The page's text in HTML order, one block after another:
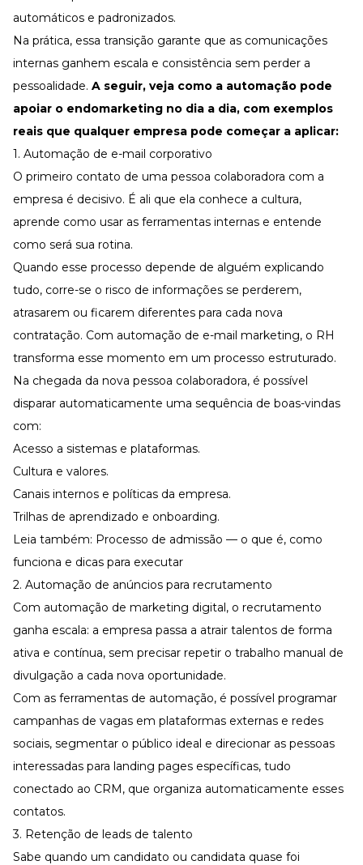
automáticos e padronizados.
Na prática, essa transição garante que as comunicações
internas ganhem escala e consistência sem perder a
pessoalidade. A seguir, veja como a automação pode
apoiar o endomarketing no dia a dia, com exemplos
reais que qualquer empresa pode começar a aplicar:
1. Automação de e-mail corporativo
O primeiro contato de uma pessoa colaboradora com a
empresa é decisivo. É ali que ela conhece a cultura,
aprende como usar as ferramentas internas e entende
como será sua rotina.
Quando esse processo depende de alguém explicando
tudo, corre-se o risco de informações se perderem,
atrasarem ou ficarem diferentes para cada nova
contratação. Com automação de e-mail marketing, o RH
transforma esse momento em um processo estruturado.
Na chegada da nova pessoa colaboradora, é possível
disparar automaticamente uma sequência de boas-vindas
com:
Acesso a sistemas e plataformas.
Cultura e valores.
Canais internos e políticas da empresa.
Trilhas de aprendizado e onboarding.
Leia também: Processo de admissão — o que é, como
funciona e dicas para executar
2. Automação de anúncios para recrutamento
Com automação de marketing digital, o recrutamento
ganha escala: a empresa passa a atrair talentos de forma
ativa e contínua, sem precisar repetir o trabalho manual de
divulgação a cada nova oportunidade.
Com as ferramentas de automação, é possível programar
campanhas de vagas em plataformas externas e redes
sociais, segmentar o público ideal e direcionar as pessoas
interessadas para landing pages específicas, tudo
conectado ao CRM, que organiza automaticamente esses
contatos.
3. Retenção de leads de talento
Sabe quando um candidato ou candidata quase foi